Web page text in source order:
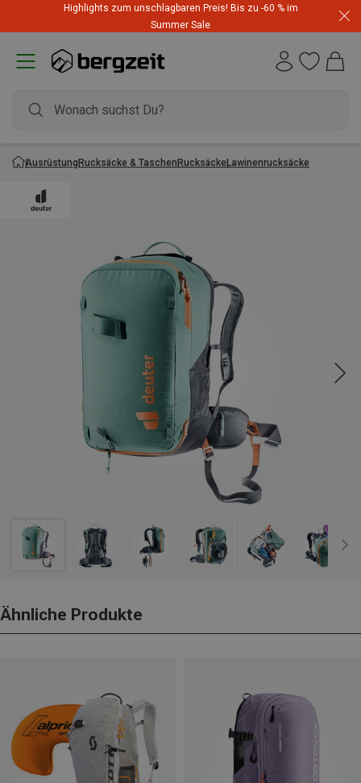
Highlights zum unschlagbaren Preis! Bis zu -60 % im
Summer Sale
AusrüstungRucksäcke & TaschenRucksäckeLawinenrucksäcke
Ähnliche Produkte